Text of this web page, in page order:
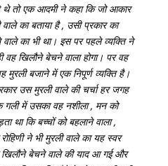
तो एक आदमी ने कहा कि जो आकार
का बताया है , उसी प्रकार का
का भी था। इस पर पहले व्यक्ति ने
वह खिलौने बेचने वाला होगा। पर वह
मुरली बजाने में एक निपूर्ण व्यक्ति है।
उस मुरली वाले की चर्चा हर जगह
गली में उसका वह नशीला , मन को
था कि बच्चों को बहलाने वाला ,
ने भी मुरली वाले का यह स्वर
बेचने वाले की याद आ गई और